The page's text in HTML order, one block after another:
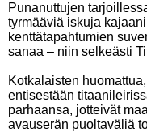
Punanuttujen
tyrmääviä iskuja
kenttätapahtumien
sanaa – niin selkeästi
Kotkalaisten
entisestään
parhaansa, jotteivät
avauserän puoltaväliä